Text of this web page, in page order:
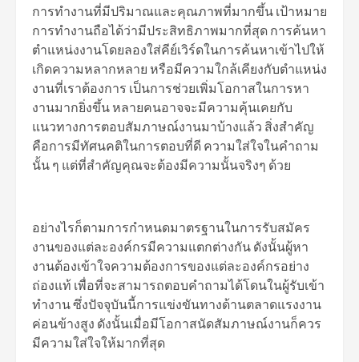
การทำงานที่มีปริมาณและคุณภาพที่มากขึ้น เป้าหมาย
การทำงานถือได้ว่ามีประสิทธิภาพมากที่สุด การค้นหา
ตำแหน่งงานโดยลองใส่คีย์เวิร์ดในการค้นหาเข้าไปให้
เกิดความหลากหลาย หรือมีความใกล้เคียงกับตำแหน่ง
งานที่เราต้องการ เป็นการช่วยเพิ่มโอกาสในการหา
งานมากยิ่งขึ้น หลายคนอาจจะมีความคุ้นเคยกับ
แนวทางการตอบสัมภาษณ์งานมาบ้างแล้ว สิ่งสำคัญ
คือการมีทัศนคติในการตอบที่ดี ความใส่ใจในคำถาม
นั้น ๆ แต่ที่สำคัญคุณจะต้องมีความนั้นจริงๆ ด้วย
อย่างไรก็ตามการกำหนดมาตรฐานในการรับสมัคร
งานของแต่ละองค์กรมีความแตกต่างกัน ดังนั้นผู้หา
งานต้องเข้าใจความต้องการของแต่ละองค์กรอย่าง
ถ่องแท้ เพื่อที่จะสามารถตอบคำถามได้โดนในผู้รับเข้า
ทำงาน ซึ่งปัจจุบันนี้การแข่งขันทางด้านตลาดแรงงาน
ค่อนข้างสูง ดังนั้นเมื่อมีโอกาสนัดสัมภาษณ์งานก็ควร
มีความใส่ใจให้มากที่สุด